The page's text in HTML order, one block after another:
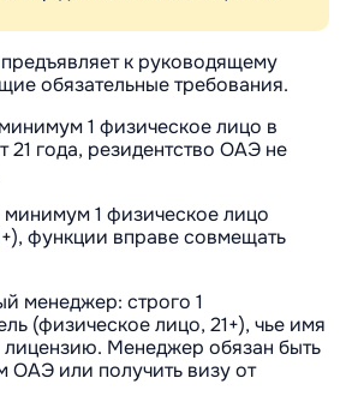
к руководящему
обязательные требования.
1 физическое лицо в
21 года, резидентство ОАЭ не
минимум 1 физическое лицо
функции вправе совмещать
менеджер: строго 1
(физическое лицо, 21+), чье имя
лицензию. Менеджер обязан быть
ОАЭ или получить визу от